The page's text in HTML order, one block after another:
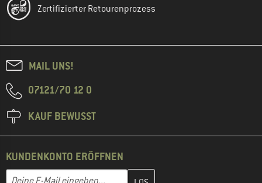
Zertifizierter Retourenprozess
MAIL UNS!
07121/70 12 0
KAUF BEWUSST
KUNDENKONTO ERÖFFNEN
E-Mail-Adresse
Gib hier deine E-Mail-Adresse ein und erstelle im nächsten